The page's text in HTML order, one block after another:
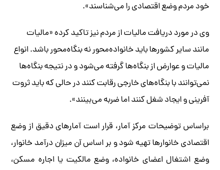
خود مردم وضع اقتصادی را می‌شناسند».
وی در مورد دریافت مالیات از مردم نیز تاکید کرده «مالیات
مانند سایر کشورها باید خانواده‌محور نه بنگاه‌محور باشد. انواع
مالیات و عوارض از بنگاه‌ها گرفته می‌شود و در نتیجه بنگاه‌ها
نمی‌توانند با بنگاه‌های خارجی رقابت کنند در حالی که باید ثروت
آفرینی و ایجاد شغل کنند اما ضربه می‌بینند».
براساس توضیحات مرکز آمار، قرار است آمارهای دقیق از وضع
اقتصادی خانوارها تهیه شود و بر اساس آن میزان درآمد خانوار،
وضع اشتغال اعضای خانواده، وضع مالکیت یا اجاره مسکن،